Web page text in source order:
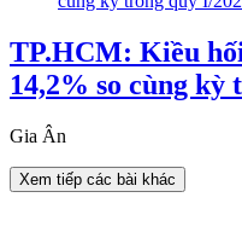
TP.HCM: Kiều
14,2% so cùng kỳ
Gia Ân
Xem tiếp các bài khác